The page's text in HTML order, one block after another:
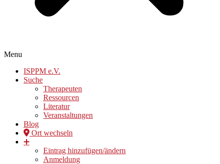
Menu
ISPPM e.V.
Suche
Therapeuten
Ressourcen
Literatur
Veranstaltungen
Blog
Ort wechseln
➕
Eintrag hinzufügen/ändern
Anmeldung